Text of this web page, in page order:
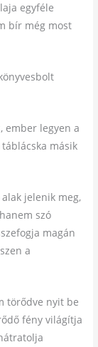
egyféle
bír még most
ember legyen a
másik
jelenik meg,
szó
magán
a
törődve nyit be
fény világítja